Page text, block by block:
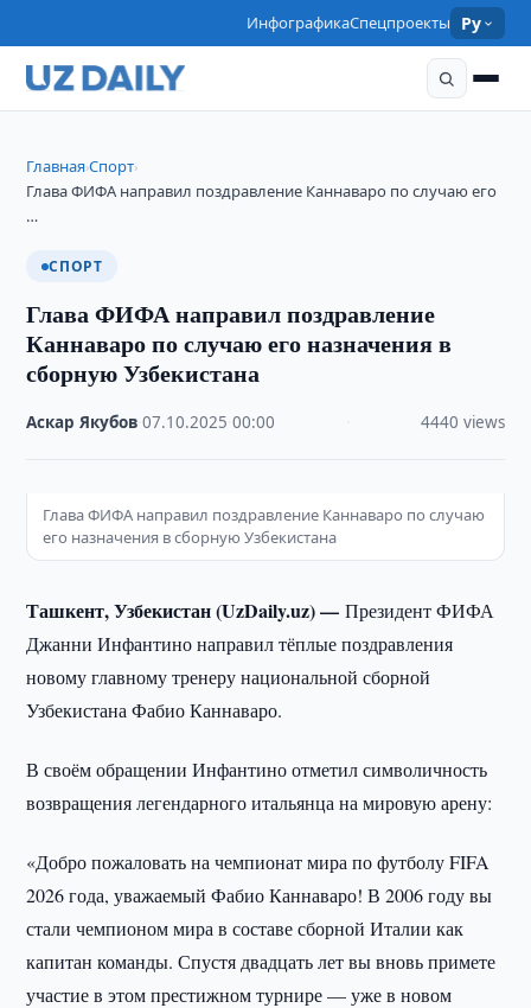
ИнфографикаСпецпроекты Ру
Главная›Спорт›
Глава ФИФА направил поздравление Каннаваро по случаю его
…
СПОРТ
Глава ФИФА направил поздравление
Каннаваро по случаю его назначения в
сборную Узбекистана
Аскар Якубов ·07.10.2025 ·00:00 4440 views
Глава ФИФА направил поздравление Каннаваро по случаю
его назначения в сборную Узбекистана
Ташкент, Узбекистан (UzDaily.uz) —Президент ФИФА
Джанни Инфантино направил тёплые поздравления
новому главному тренеру национальной сборной
Узбекистана Фабио Каннаваро.
В своём обращении Инфантино отметил символичность
возвращения легендарного итальянца на мировую арену:
«Добро пожаловать на чемпионат мира по футболу FIFA
2026 года, уважаемый Фабио Каннаваро! В 2006 году вы
стали чемпионом мира в составе сборной Италии как
капитан команды. Спустя двадцать лет вы вновь примете
участие в этом престижном турнире — уже в новом